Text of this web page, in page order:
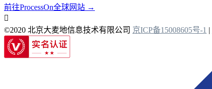
前往ProcessOn全球网站 →

©2020 北京大麦地信息技术有限公司 京ICP备15008605号-1 |